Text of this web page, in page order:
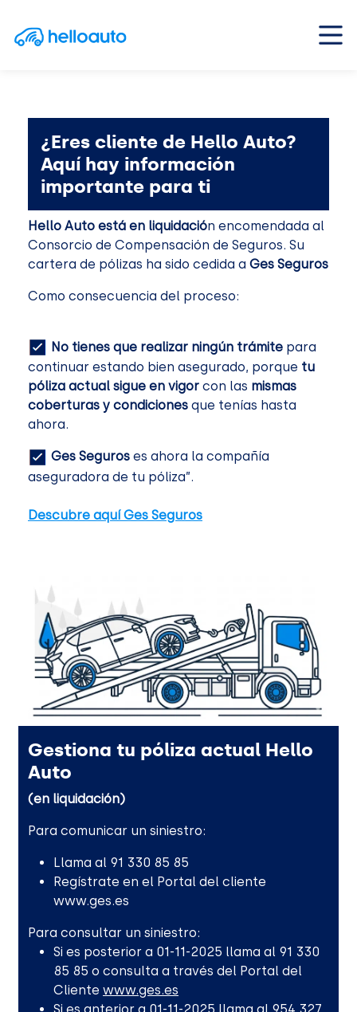
Saltar al contenido
Navegación principal
¿Eres cliente de Hello Auto?
Aquí hay información
importante para ti
Hello Auto está en liquidación encomendada al
Consorcio de Compensación de Seguros. Su
cartera de pólizas ha sido cedida a Ges Seguros
Como consecuencia del proceso:
No tienes que realizar ningún trámite para
continuar estando bien asegurado, porque tu
póliza actual sigue en vigor con las mismas
coberturas y condiciones que tenías hasta
ahora.
Ges Seguros es ahora la compañía
aseguradora de tu póliza”.
Descubre aquí Ges Seguros
Gestiona tu póliza actual Hello
Auto
(en liquidación)
Para comunicar un siniestro:
Llama al 91 330 85 85
Regístrate en el Portal del cliente
www.ges.es
Para consultar un siniestro:
Si es posterior a 01-11-2025 llama al 91 330
85 85 o consulta a través del Portal del
Cliente www.ges.es